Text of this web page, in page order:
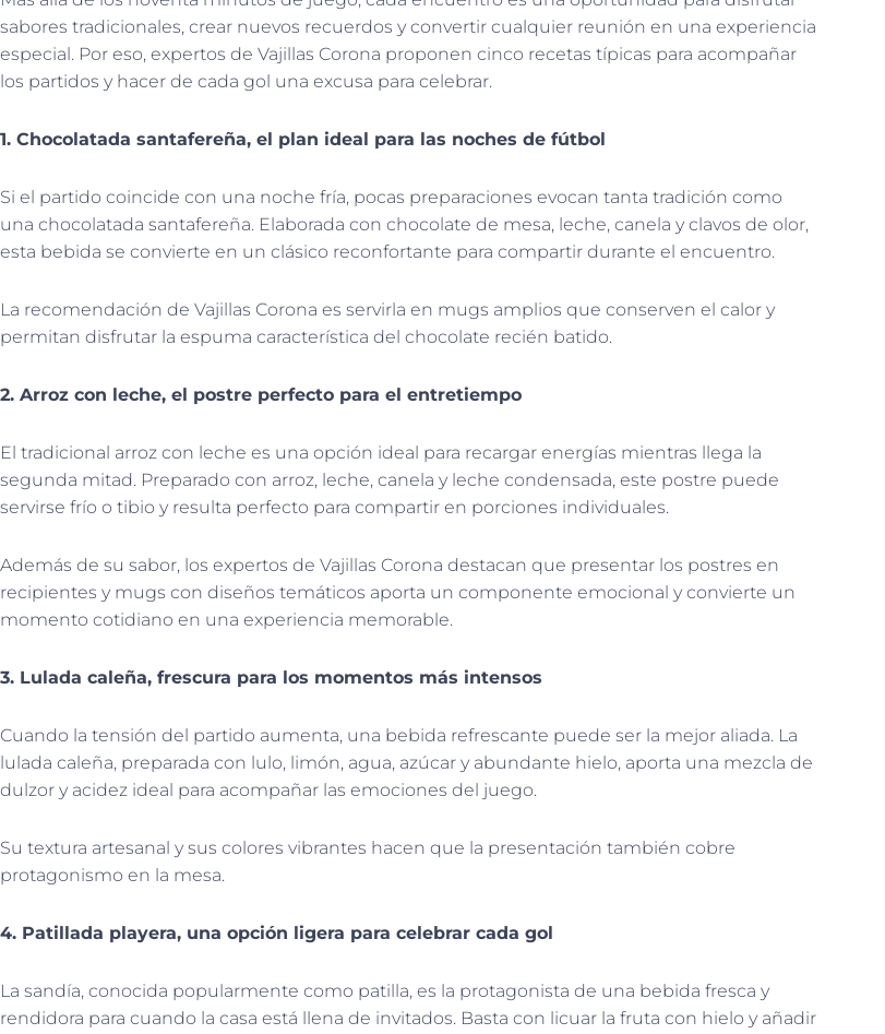
sabores tradicionales, crear nuevos recuerdos y convertir cualquier reunión en una experiencia
especial. Por eso, expertos de Vajillas Corona proponen cinco recetas típicas para acompañar
los partidos y hacer de cada gol una excusa para celebrar.
1. Chocolatada santafereña, el plan ideal para las noches de fútbol
Si el partido coincide con una noche fría, pocas preparaciones evocan tanta tradición como
una chocolatada santafereña. Elaborada con chocolate de mesa, leche, canela y clavos de olor,
esta bebida se convierte en un clásico reconfortante para compartir durante el encuentro.
La recomendación de Vajillas Corona es servirla en mugs amplios que conserven el calor y
permitan disfrutar la espuma característica del chocolate recién batido.
2. Arroz con leche, el postre perfecto para el entretiempo
El tradicional arroz con leche es una opción ideal para recargar energías mientras llega la
segunda mitad. Preparado con arroz, leche, canela y leche condensada, este postre puede
servirse frío o tibio y resulta perfecto para compartir en porciones individuales.
Además de su sabor, los expertos de Vajillas Corona destacan que presentar los postres en
recipientes y mugs con diseños temáticos aporta un componente emocional y convierte un
momento cotidiano en una experiencia memorable.
3. Lulada caleña, frescura para los momentos más intensos
Cuando la tensión del partido aumenta, una bebida refrescante puede ser la mejor aliada. La
lulada caleña, preparada con lulo, limón, agua, azúcar y abundante hielo, aporta una mezcla de
dulzor y acidez ideal para acompañar las emociones del juego.
Su textura artesanal y sus colores vibrantes hacen que la presentación también cobre
protagonismo en la mesa.
4. Patillada playera, una opción ligera para celebrar cada gol
La sandía, conocida popularmente como patilla, es la protagonista de una bebida fresca y
rendidora para cuando la casa está llena de invitados. Basta con licuar la fruta con hielo y añadir